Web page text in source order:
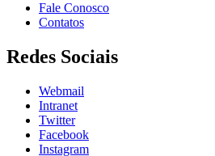
Fale Conosco
Contatos
Redes Sociais
Webmail
Intranet
Twitter
Facebook
Instagram